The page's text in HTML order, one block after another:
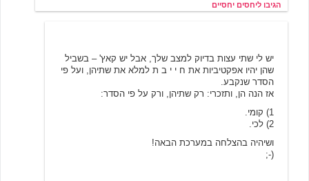
הגיבו ליחסים יחסיים
יש לי שתי עצות בדיוק למצב שלך, אבל יש קאץ' – בשביל
שהן יהיו אפקטיביות את ח י י ב ת למלא את שתיהן, ועל פי
הסדר שנקבע.
אז הנה הן, ותזכרי: רק שתיהן, ורק על פי הסדר:
1) קומי.
2) לכי.
ושיהיה בהצלחה במערכת הבאה!
(-;